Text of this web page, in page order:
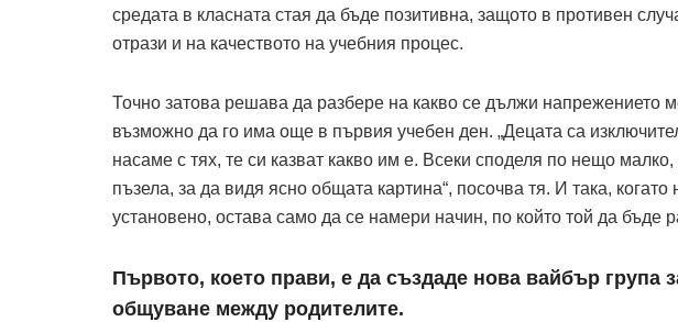
средата в класната стая да бъде позитивна, защото в противен
отрази и на качеството на учебния процес.
Точно затова решава да разбере на какво се дължи напрежението
възможно да го има още в първия учебен ден. „Децата са
насаме с тях, те си казват какво им е. Всеки споделя по нещо
пъзела, за да видя ясно общата картина“, посочва тя. И така,
установено, остава само да се намери начин, по който той да бъде
Първото, което прави, е да създаде нова вайбър група
общуване между родителите.